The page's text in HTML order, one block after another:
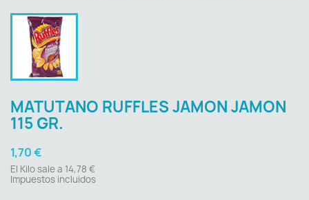
MATUTANO RUFFLES JAMON JAMON
115 GR.
1,70 €
El Kilo sale a 14,78 €
Impuestos incluidos